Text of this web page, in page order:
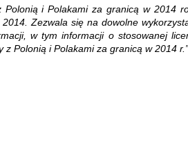
Polonią i Polakami za granicą w 2014
Zezwala się na dowolne
w tym informacji o stosowanej
Polonią i Polakami za granicą w 2014 r.”.